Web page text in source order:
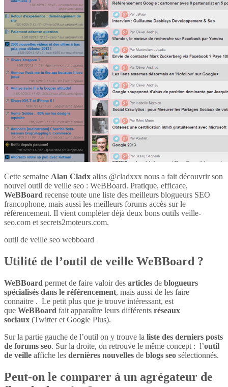
Cette semaine Alan Cladx alias @cladxxx nous a fait découvrir son
nouvel outil de veille seo : WeBBoard. Pratique, efficace,
WeBBoard recense toute une liste des meilleurs blogueurs SEO
francophone, mais aussi les meilleurs forums accès sur le
référencement. Il vient compléter déjà deux bons outils veille-
seo.com et secrets2moteurs.com.
outil de veille seo webboard
Utilité de l’outil de veille WeBBoard ?
WeBBoard permet de faire valoir des articles de blogueurs
spécialisés dans le référencement, mais aussi de les faire
connaitre . Le petit plus que je trouve intéressant, est
que WeBBoard fait apparaître leurs différents réseaux
sociaux (Twitter et Google Plus).
Sur la partie gauche de l’outil on y trouve la liste des derniers posts
de forums seo. Sur la droite, on retrouve le même concept : l’outil
de veille affiche les dernières nouvelles de blogs seo sélectionnés.
Peut-on le comparer à un agrégateur de